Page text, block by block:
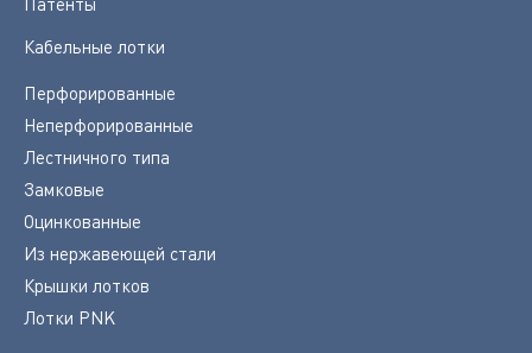
Кабельные лотки
Перфорированные
Неперфорированные
Лестничного типа
Замковые
Оцинкованные
Из нержавеющей стали
Крышки лотков
Лотки PNK